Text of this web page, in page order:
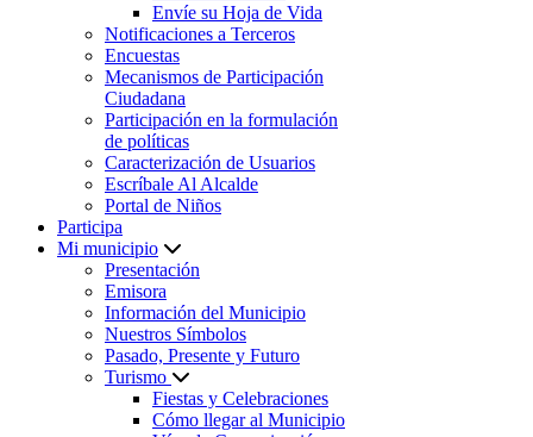
Envíe su Hoja de Vida
Notificaciones a Terceros
Encuestas
Mecanismos de Participación
Ciudadana
Participación en la formulación
de políticas
Caracterización de Usuarios
Escríbale Al Alcalde
Portal de Niños
Participa
Mi municipio
Presentación
Emisora
Información del Municipio
Nuestros Símbolos
Pasado, Presente y Futuro
Turismo
Fiestas y Celebraciones
Cómo llegar al Municipio